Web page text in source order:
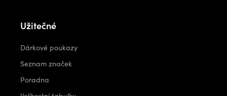
Užitečné
Dárkové poukazy
Seznam značek
Poradna